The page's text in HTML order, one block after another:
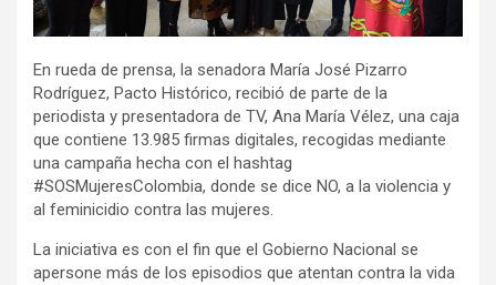
En rueda de prensa, la senadora María José Pizarro
Rodríguez, Pacto Histórico, recibió de parte de la
periodista y presentadora de TV, Ana María Vélez, una caja
que contiene 13.985 firmas digitales, recogidas mediante
una campaña hecha con el hashtag
#SOSMujeresColombia, donde se dice NO, a la violencia y
al feminicidio contra las mujeres.
La iniciativa es con el fin que el Gobierno Nacional se
apersone más de los episodios que atentan contra la vida